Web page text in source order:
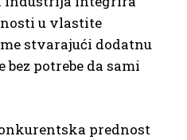
u vlastite
stvarajući dodatnu
potrebe da sami
prednost